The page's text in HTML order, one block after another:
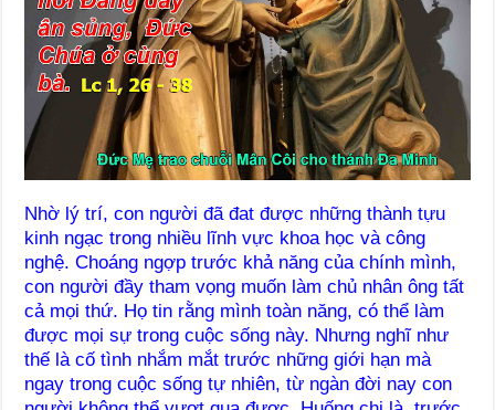
Nhờ lý trí, con người đã đat được những thành tựu
kinh ngạc trong nhiều lĩnh vực khoa học và công
nghệ. Choáng ngợp trước khả năng của chính mình,
con người đầy tham vọng muốn làm chủ nhân ông tất
cả mọi thứ. Họ tin rằng mình toàn năng, có thể làm
được mọi sự trong cuộc sống này. Nhưng nghĩ như
thế là cố tình nhắm mắt trước những giới hạn mà
ngay trong cuộc sống tự nhiên, từ ngàn đời nay con